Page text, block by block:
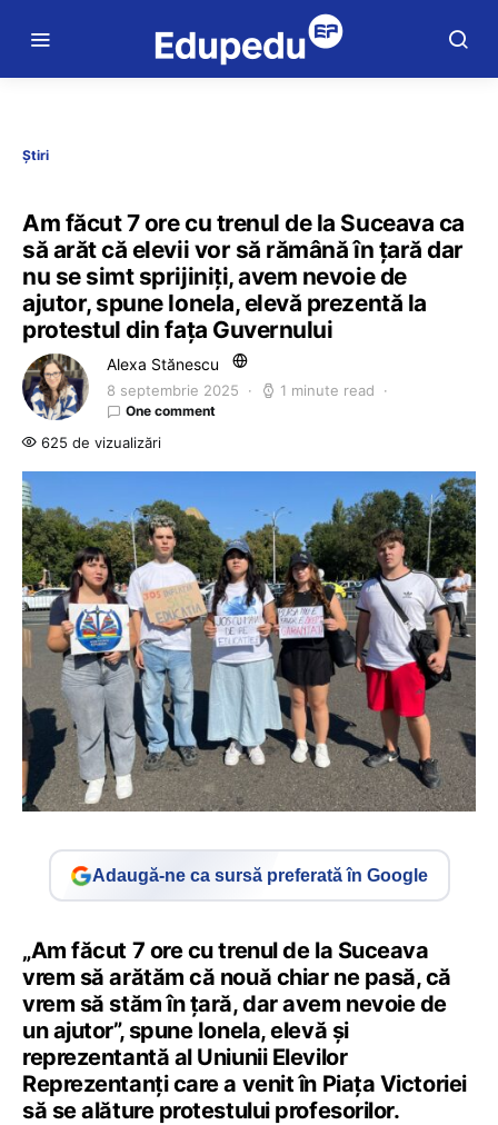
Știri
Am făcut 7 ore cu trenul de la Suceava ca
să arăt că elevii vor să rămână în țară dar
nu se simt sprijiniți, avem nevoie de
ajutor, spune Ionela, elevă prezentă la
protestul din fața Guvernului
Alexa Stănescu
8 septembrie 2025 1 minute read
One comment
625 de vizualizări
Adaugă-ne ca sursă preferată în Google
„Am făcut 7 ore cu trenul de la Suceava
vrem să arătăm că nouă chiar ne pasă, că
vrem să stăm în țară, dar avem nevoie de
un ajutor”, spune Ionela, elevă și
reprezentantă al Uniunii Elevilor
Reprezentanți care a venit în Piața Victoriei
să se alăture protestului profesorilor.